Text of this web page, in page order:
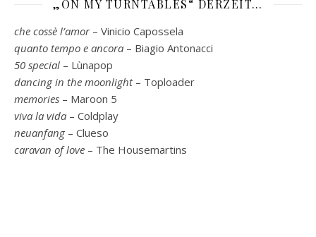
„ON MY TURNTABLES“ DERZEIT…
che cossè l’amor – Vinicio Capossela
quanto tempo e ancora – Biagio Antonacci
50 special – Lùnapop
dancing in the moonlight– Toploader
memories – Maroon 5
viva la vida – Coldplay
neuanfang – Clueso
caravan of love – The Housemartins